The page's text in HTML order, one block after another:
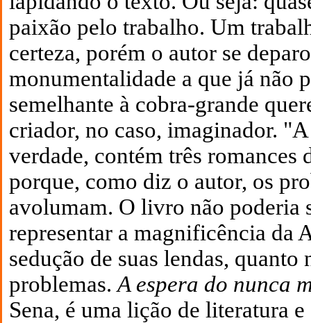
paixão pelo trabalho. Um
certeza, porém o autor se
monumentalidade a que já não
semelhante à cobra-grande
criador, no caso, imaginador.
verdade, contém três romances
porque, como diz o autor, os
avolumam. O livro não poderia
representar a magnificência da
sedução de suas lendas, quanto
problemas.A espera do nunca
Sena, é uma lição de literatura